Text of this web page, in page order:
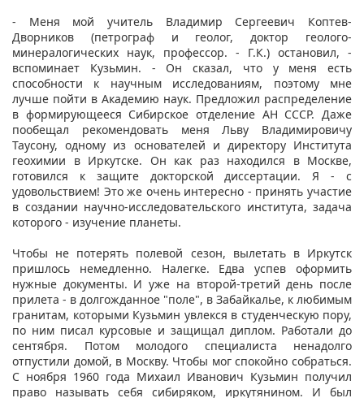
- Меня мой учитель Владимир Сергеевич Коптев-
Дворников (петрограф и геолог, доктор геолого-
минералогических наук, профессор. - Г.К.) остановил, -
вспоминает Кузьмин. - Он сказал, что у меня есть
способности к научным исследованиям, поэтому мне
лучше пойти в Академию наук. Предложил распределение
в формирующееся Сибирское отделение АН СССР. Даже
пообещал рекомендовать меня Льву Владимировичу
Таусону, одному из основателей и директору Института
геохимии в Иркутске. Он как раз находился в Москве,
готовился к защите докторской диссертации. Я - с
удовольствием! Это же очень интересно - принять участие
в создании научно-исследовательского института, задача
которого - изучение планеты.
Чтобы не потерять полевой сезон, вылетать в Иркутск
пришлось немедленно. Налегке. Едва успев оформить
нужные документы. И уже на второй-третий день после
прилета - в долгожданное "поле", в Забайкалье, к любимым
гранитам, которыми Кузьмин увлекся в студенческую пору,
по ним писал курсовые и защищал диплом. Работали до
сентября. Потом молодого специалиста ненадолго
отпустили домой, в Москву. Чтобы мог спокойно собраться.
С ноября 1960 года Михаил Иванович Кузьмин получил
право называть себя сибиряком, иркутянином. И был